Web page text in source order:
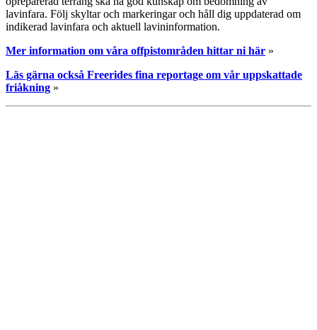
lavinfara. Följ skyltar och markeringar och håll dig uppdaterad om
indikerad lavinfara och aktuell lavininformation.
Mer information om våra offpistområden hittar ni här »
Läs gärna också Freerides fina reportage om vår uppskattade
friåkning »